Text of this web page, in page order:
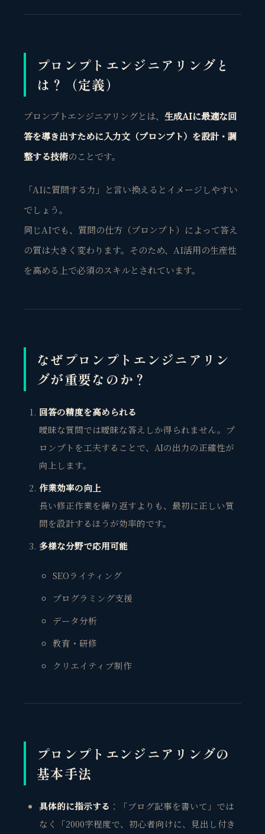
プロンプトエンジニアリングと
は？（定義）
プロンプトエンジニアリングとは、 生成AIに最適な回
答を導き出すために入力文（プロンプト）を設計・調
整する技術のことです。
「AIに質問する力」と言い換えるとイメージしやすい
でしょう。
同じAIでも、質問の仕方（プロンプト）によって答え
の質は大きく変わります。そのため、AI活用の生産性
を高める上で必須のスキルとされています。
なぜプロンプトエンジニアリン
グが重要なのか？
回答の精度を高められる
曖昧な質問では曖昧な答えしか得られません。プ
ロンプトを工夫することで、AIの出力の正確性が
向上します。
作業効率の向上
長い修正作業を繰り返すよりも、最初に正しい質
問を設計するほうが効率的です。
多様な分野で応用可能
SEOライティング
プログラミング支援
データ分析
教育・研修
クリエイティブ制作
プロンプトエンジニアリングの
基本手法
具体的に指示する ：「ブログ記事を書いて」では
なく「2000字程度で、初心者向けに、見出し付き